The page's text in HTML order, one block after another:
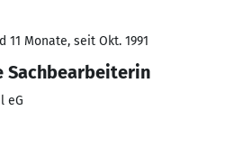
11 Monate, seit Okt. 1991
Sachbearbeiterin
eG